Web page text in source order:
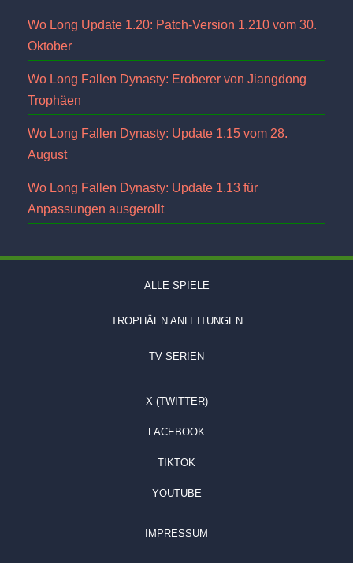
Wo Long Update 1.20: Patch-Version 1.210 vom 30.
Oktober
Wo Long Fallen Dynasty: Eroberer von Jiangdong
Trophäen
Wo Long Fallen Dynasty: Update 1.15 vom 28.
August
Wo Long Fallen Dynasty: Update 1.13 für
Anpassungen ausgerollt
ALLE SPIELE
TROPHÄEN ANLEITUNGEN
TV SERIEN
X (TWITTER)
FACEBOOK
TIKTOK
YOUTUBE
IMPRESSUM